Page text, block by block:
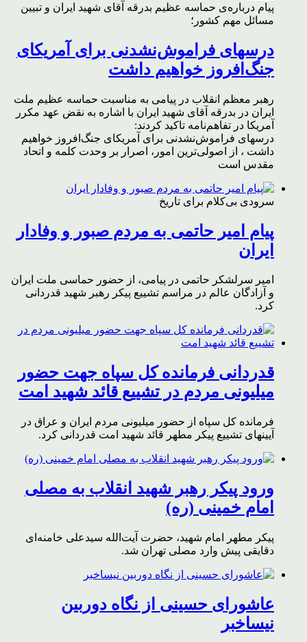
پیام درباره‌ی حماسه عظیم بدرقه آقای شهید ایران و تبیین
مسائل مهم کشور؛
درسهای فراموش‌نشدنی برای آمریکای
جنگ‌افروز خواهیم داشت
رهبر معظم انقلاب در پیامی به مناسبت حماسه عظیم ملت
ایران در بدرقه آقای شهید ایران با اشاره به نقض عهد مکرر
آمریکا در تفاهم‌نامه تاکید کردند:
درسهای فراموش‌نشدنی برای آمریکای جنگ‌افروز خواهیم
داشت ، از اصولی‌ترین امور، اصرار بر وحدت کلمه و اتحاد
مقدس است
سرودی بی‌کلام برای تاریخ
پیام امیر حاتمی به مردم صبور و وفادار
ایران
امیر سرلشکر حاتمی در پیامی، از حضور حماسی ملت ایران
و آزادگان عالم در مراسم تشییع پیکر رهبر شهید قدردانی
کرد.
قدردانی فرمانده کل سپاه جهت حضور
میلیونی مردم در تشییع قائد شهید امت
فرمانده کل سپاه از حضور میلیونی مردم ایران و عراق در
آیینهای تشییع پیکر مطهر قائد شهید امت قدردانی کرد.
ورود پیکر رهبر شهید انقلاب به مصلی
امام خمینی (ره)
پیکر مطهر امام شهید،‌ حضرت آیت‌الله سیدعلی خامنه‌ای
دقایقی پیش وارد مصلی تهران شد.
عاشورای حسینی از نگاه دوربین
نیساخبر